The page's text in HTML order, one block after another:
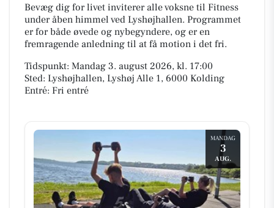
Bevæg dig for livet inviterer alle voksne til Fitness
under åben himmel ved Lyshøjhallen. Programmet
er for både øvede og nybegyndere, og er en
fremragende anledning til at få motion i det fri.
Tidspunkt: Mandag 3. august 2026, kl. 17:00
Sted: Lyshøjhallen, Lyshøj Alle 1, 6000 Kolding
Entré: Fri entré
MANDAG
3
AUG.